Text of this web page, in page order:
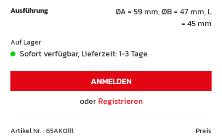
Ausführung
ØA = 59 mm, ØB = 47 mm, L
= 45 mm
Auf Lager
Sofort verfügbar, Lieferzeit: 1-3 Tage
ANMELDEN
oder Registrieren
Artikel Nr. : 65AK0111 Preis